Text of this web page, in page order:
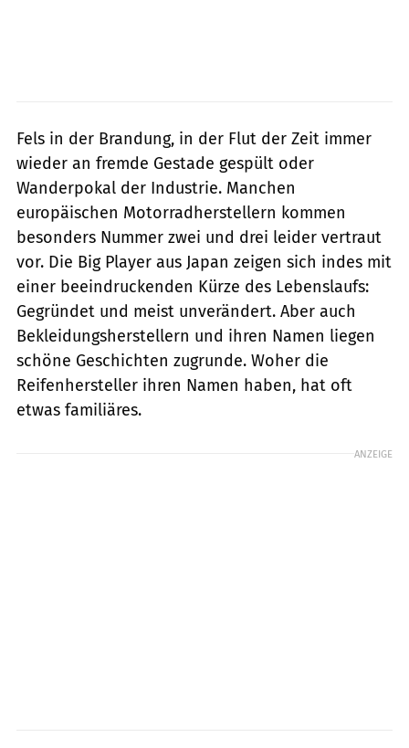
Fels in der Brandung, in der Flut der Zeit immer
wieder an fremde Gestade gespült oder
Wanderpokal der Industrie. Manchen
europäischen Motorradherstellern kommen
besonders Nummer zwei und drei leider vertraut
vor. Die Big Player aus Japan zeigen sich indes mit
einer beeindruckenden Kürze des Lebenslaufs:
Gegründet und meist unverändert. Aber auch
Bekleidungsherstellern und ihren Namen liegen
schöne Geschichten zugrunde. Woher die
Reifenhersteller ihren Namen haben, hat oft
etwas familiäres.
ANZEIGE